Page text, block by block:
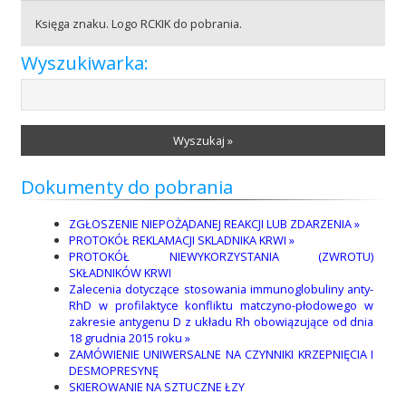
Praca
Księga znaku. Logo RCKIK do pobrania.
Wyszukiwarka:
Wyszukaj »
Dokumenty do pobrania
ZGŁOSZENIE NIEPOŻĄDANEJ REAKCJI LUB ZDARZENIA »
PROTOKÓŁ REKLAMACJI SKLADNIKA KRWI »
PROTOKÓŁ NIEWYKORZYSTANIA (ZWROTU)
SKŁADNIKÓW KRWI
Zalecenia dotyczące stosowania immunoglobuliny anty-
RhD w profilaktyce konfliktu matczyno-płodowego w
zakresie antygenu D z układu Rh obowiązujące od dnia
18 grudnia 2015 roku »
ZAMÓWIENIE UNIWERSALNE NA CZYNNIKI KRZEPNIĘCIA I
DESMOPRESYNĘ
SKIEROWANIE NA SZTUCZNE ŁZY